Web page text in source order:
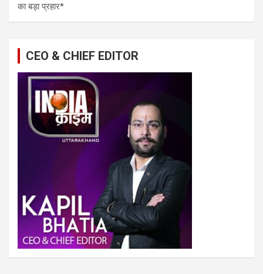
का बड़ा प्रहार*
CEO & CHIEF EDITOR